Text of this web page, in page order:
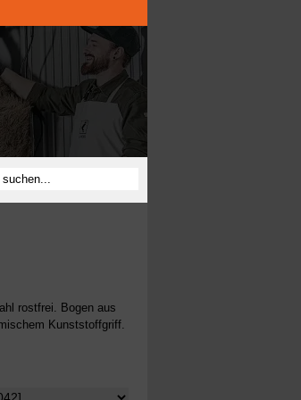
rostfrei. Bogen aus
Kunststoffgriff.